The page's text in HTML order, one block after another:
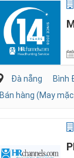
Đà nẵng Bình
Bán hàng (May